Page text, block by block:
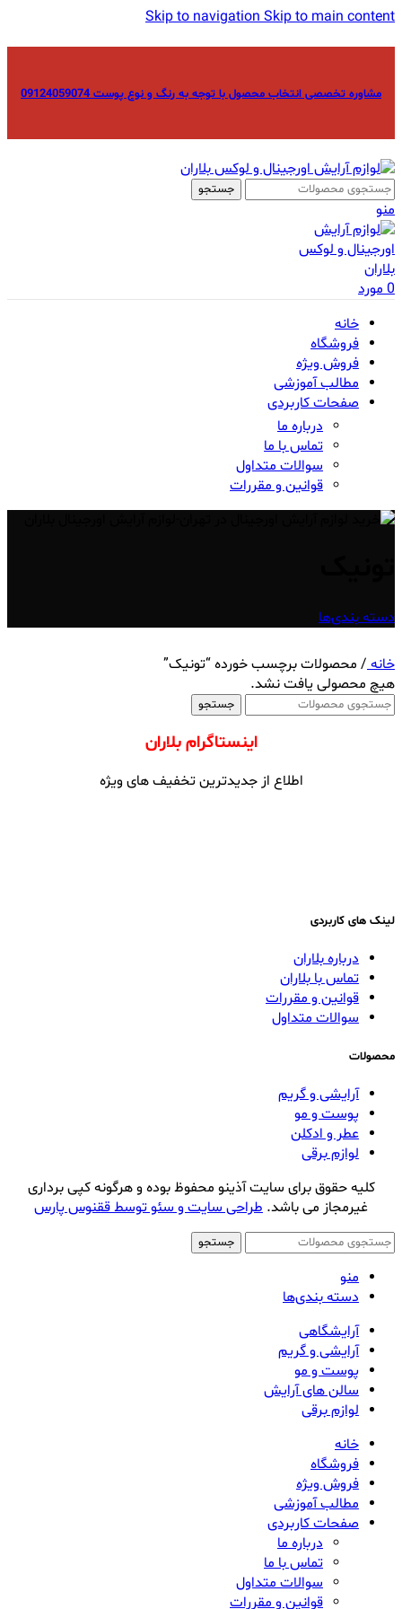
Skip to navigationSkip to main content
مشاوره تخصصی انتخاب محصول با توجه به رنگ و نوع پوست 09124059074
جستجو
منو
0مورد
خانه
فروشگاه
فروش ویژه
مطالب آموزشی
صفحات کاربردی
درباره ما
تماس با ما
سوالات متداول
قوانین و مقررات
دسته بندی‌ها
خانه/ محصولات برچسب خورده “تونیک”
هیچ محصولی یافت نشد.
جستجو
اینستاگرام بلاران
اطلاع از جدیدترین تخفیف های ویژه
لینک های کاربردی
درباره بلاران
تماس با بلاران
قوانین و مقررات
سوالات متداول
محصولات
آرایشی و گریم
پوست و مو
عطر و ادکلن
لوازم برقی
کلیه حقوق برای سایت آذینو محفوظ بوده و هرگونه کپی برداری
غیرمجاز می باشد. طراحی سایت و سئو توسط ققنوس پارس
جستجو
منو
دسته بندی‌ها
آرایشگاهی
آرایشی و گریم
پوست و مو
سالن های آرایش
لوازم برقی
خانه
فروشگاه
فروش ویژه
مطالب آموزشی
صفحات کاربردی
درباره ما
تماس با ما
سوالات متداول
قوانین و مقررات